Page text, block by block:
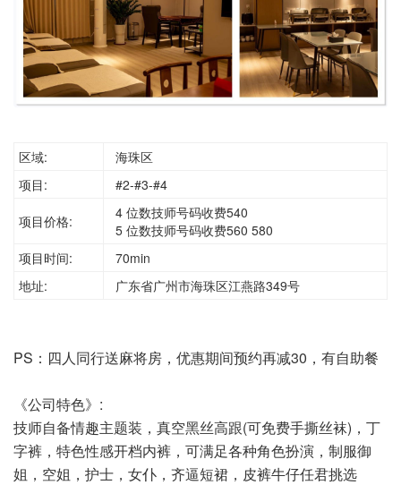
区域:
海珠区
项目:
#2-#3-#4
项目价格:
4 位数技师号码收费540
5 位数技师号码收费560 580
项目时间:
70min
地址:
广东省广州市海珠区江燕路349号
PS：四人同行送麻将房，优惠期间预约再减30，有自助餐
《公司特色》:
技师自备情趣主题装，真空黑丝高跟(可免费手撕丝袜)，丁
字裤，特色性感开档内裤，可满足各种角色扮演，制服御
姐，空姐，护士，女仆，齐逼短裙，皮裤牛仔任君挑选